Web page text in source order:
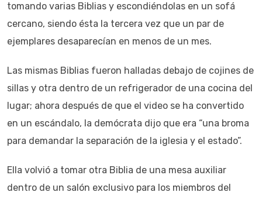
tomando varias Biblias y escondiéndolas en un sofá
cercano, siendo ésta la tercera vez que un par de
ejemplares desaparecían en menos de un mes.
Las mismas Biblias fueron halladas debajo de cojines de
sillas y otra dentro de un refrigerador de una cocina del
lugar; ahora después de que el video se ha convertido
en un escándalo, la demócrata dijo que era “una broma
para demandar la separación de la iglesia y el estado”.
Ella volvió a tomar otra Biblia de una mesa auxiliar
dentro de un salón exclusivo para los miembros del